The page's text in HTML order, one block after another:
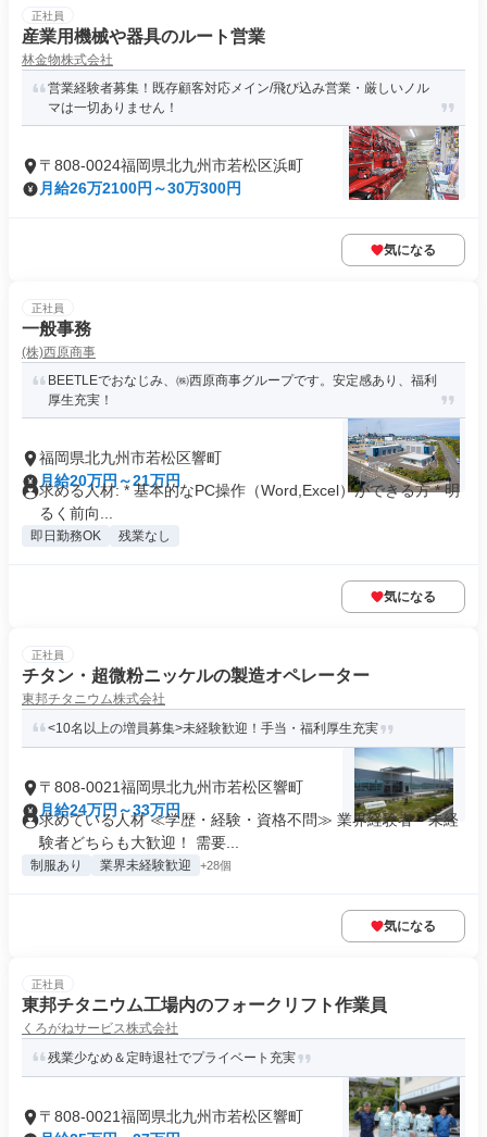
正社員
産業用機械や器具のルート営業
林金物株式会社
営業経験者募集！既存顧客対応メイン/飛び込み営業・厳しいノル
マは一切ありません！
〒808-0024福岡県北九州市若松区浜町
月給26万2100円～30万300円
気になる
正社員
一般事務
(株)西原商事
BEETLEでおなじみ、㈱西原商事グループです。安定感あり、福利
厚生充実！
福岡県北九州市若松区響町
月給20万円～21万円
求める人材: * 基本的なPC操作（Word,Excel）ができる方 * 明
るく前向...
即日勤務OK 残業なし
気になる
正社員
チタン・超微粉ニッケルの製造オペレーター
東邦チタニウム株式会社
<10名以上の増員募集>未経験歓迎！手当・福利厚生充実
〒808-0021福岡県北九州市若松区響町
月給24万円～33万円
求めている人材 ≪学歴・経験・資格不問≫ 業界経験者・未経
験者どちらも大歓迎！ 需要...
制服あり 業界未経験歓迎 +28個
気になる
正社員
東邦チタニウム工場内のフォークリフト作業員
くろがねサービス株式会社
残業少なめ＆定時退社でプライベート充実
〒808-0021福岡県北九州市若松区響町